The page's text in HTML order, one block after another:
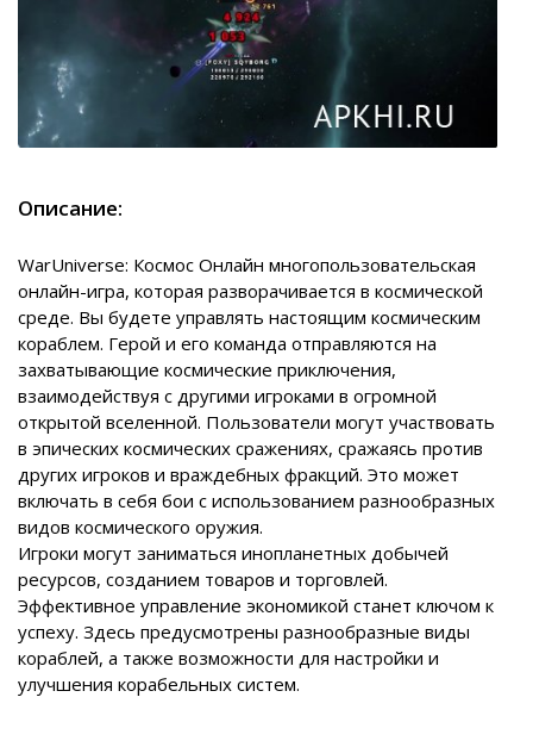
Описание:
WarUniverse: Космос Онлайн многопользовательская
онлайн-игра, которая разворачивается в космической
среде. Вы будете управлять настоящим космическим
кораблем. Герой и его команда отправляются на
захватывающие космические приключения,
взаимодействуя с другими игроками в огромной
открытой вселенной. Пользователи могут участвовать
в эпических космических сражениях, сражаясь против
других игроков и враждебных фракций. Это может
включать в себя бои с использованием разнообразных
видов космического оружия.
Игроки могут заниматься инопланетных добычей
ресурсов, созданием товаров и торговлей.
Эффективное управление экономикой станет ключом к
успеху. Здесь предусмотрены разнообразные виды
кораблей, а также возможности для настройки и
улучшения корабельных систем.